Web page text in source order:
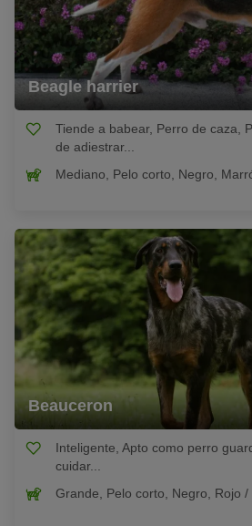
Beagle harrier
Tiende a babear, Perro de caza,
de adiestrar...
Mediano, Pelo corto, Negro,
Beauceron
Inteligente, Apto como perro
cuidar...
Grande, Pelo corto, Negro, Rojo